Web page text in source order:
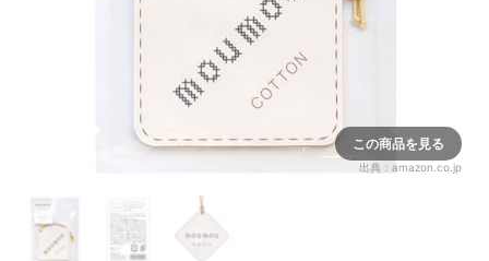
この商品を見る
出典： amazon.co.jp